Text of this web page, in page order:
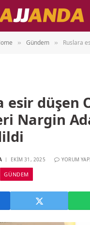
» Gündem » Ruslara esir düşen
esir düşen
Nargin
EKIM 31, 2025 YORUM
GÜNDEM